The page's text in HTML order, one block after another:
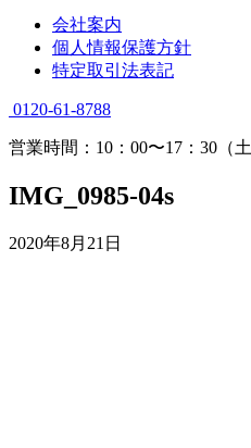
会社案内
個人情報保護方針
特定取引法表記
0120-61-8788
営業時間：10：00〜17：30（
IMG_0985-04s
2020年8月21日